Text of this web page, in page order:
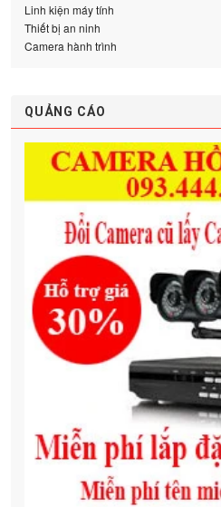
Linh kiện máy tính
Thiết bị an ninh
Camera hành trình
QUẢNG CÁO